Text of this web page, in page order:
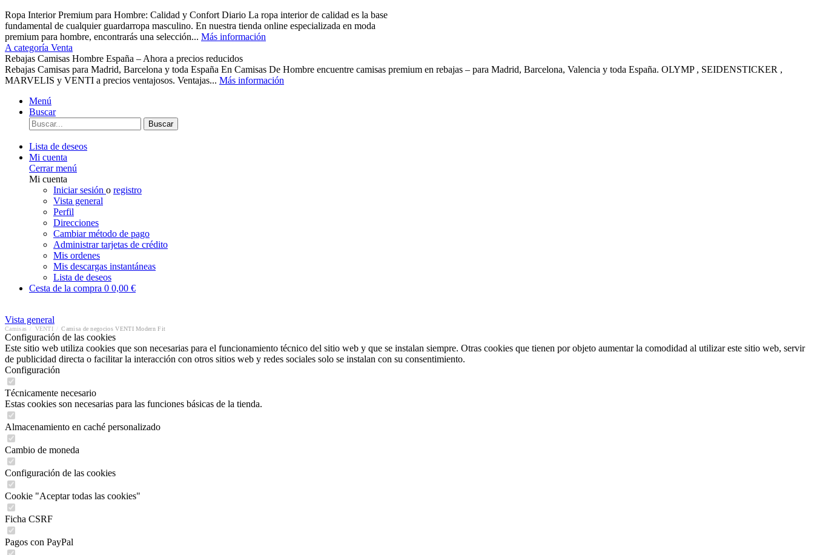
Ropa Interior Premium para Hombre: Calidad y Confort Diario La ropa interior de calidad es la base
fundamental de cualquier guardarropa masculino. En nuestra tienda online especializada en moda
premium para hombre, encontrarás una selección... Más información
A categoría Venta
Rebajas Camisas Hombre España – Ahora a precios reducidos
Rebajas Camisas para Madrid, Barcelona y toda España En Camisas De Hombre encuentre camisas premium en rebajas – para Madrid, Barcelona, Valencia y toda España. OLYMP , SEIDENSTICKER ,
MARVELIS y VENTI a precios ventajosos. Ventajas... Más información
Menú
Buscar
Buscar
Lista de deseos
Mi cuenta
Cerrar menú
Mi cuenta
Iniciar sesión o registro
Vista general
Perfil
Direcciones
Cambiar método de pago
Administrar tarjetas de crédito
Mis ordenes
Mis descargas instantáneas
Lista de deseos
Cesta de la compra 0 0,00 €
Vista general
Camisas VENTI Camisa de negocios VENTI Modern Fit
Configuración de las cookies
Este sitio web utiliza cookies que son necesarias para el funcionamiento técnico del sitio web y que se instalan siempre. Otras cookies que tienen por objeto aumentar la comodidad al utilizar este sitio web, servir
de publicidad directa o facilitar la interacción con otros sitios web y redes sociales solo se instalan con su consentimiento.
Configuración
Técnicamente necesario
Estas cookies son necesarias para las funciones básicas de la tienda.
Almacenamiento en caché personalizado
Cambio de moneda
Configuración de las cookies
Cookie "Aceptar todas las cookies"
Ficha CSRF
Pagos con PayPal